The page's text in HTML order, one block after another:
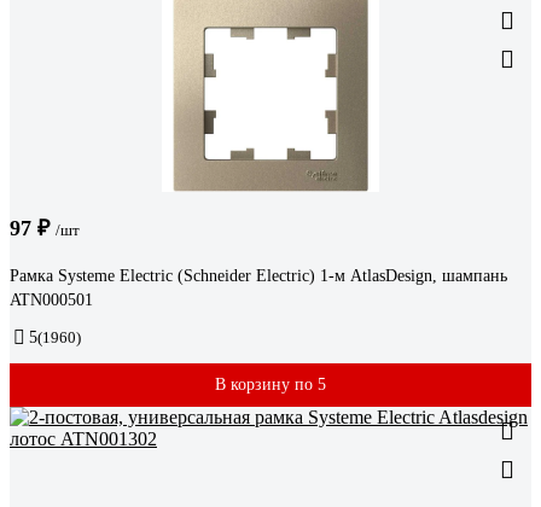
97 ₽ /шт
Рамка Systeme Electric (Schneider Electric) 1-м AtlasDesign, шампань
ATN000501
5(1960)
В корзину по 5